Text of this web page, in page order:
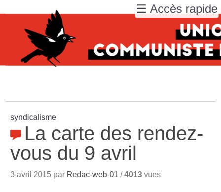
syndicalisme
La carte des rendez-
vous du 9 avril
3 avril 2015 par Redac-web-01 /4013 vues
☰ Accès rapide